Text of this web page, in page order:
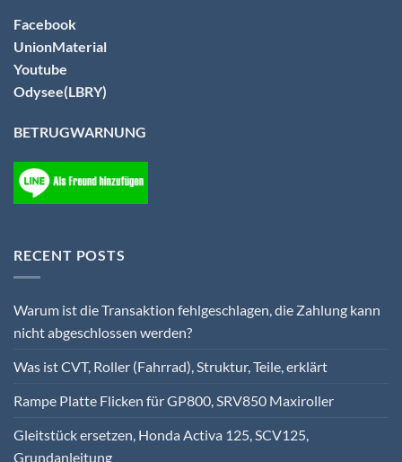
Facebook
UnionMaterial
Youtube
Odysee(LBRY)
BETRUGWARNUNG
RECENT POSTS
Warum ist die Transaktion fehlgeschlagen, die Zahlung kann
nicht abgeschlossen werden?
Was ist CVT, Roller (Fahrrad), Struktur, Teile, erklärt
Rampe Platte Flicken für GP800, SRV850 Maxiroller
Gleitstück ersetzen, Honda Activa 125, SCV125,
Grundanleitung